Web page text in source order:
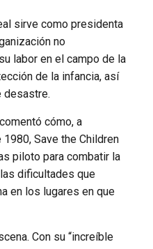
sirve como presidenta
no
labor en el campo de la
de la infancia, así
desastre.
cómo, a
Save the Children
piloto para combatir la
dificultades que
en los lugares en que
Con su “increíble